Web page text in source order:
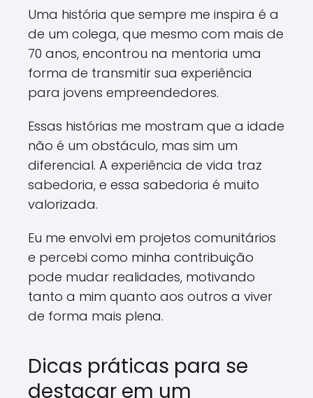
Uma história que sempre me inspira é a
de um colega, que mesmo com mais de
70 anos, encontrou na mentoria uma
forma de transmitir sua experiência
para jovens empreendedores.
Essas histórias me mostram que a idade
não é um obstáculo, mas sim um
diferencial. A experiência de vida traz
sabedoria, e essa sabedoria é muito
valorizada.
Eu me envolvi em projetos comunitários
e percebi como minha contribuição
pode mudar realidades, motivando
tanto a mim quanto aos outros a viver
de forma mais plena.
Dicas práticas para se
destacar em um